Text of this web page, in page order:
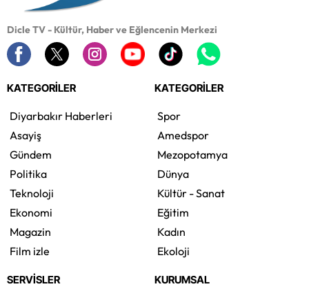
Dicle TV - Kültür, Haber ve Eğlencenin Merkezi
KATEGORİLER
Diyarbakır Haberleri
Asayiş
Gündem
Politika
Teknoloji
Ekonomi
Magazin
Film izle
KATEGORİLER
Spor
Amedspor
Mezopotamya
Dünya
Kültür - Sanat
Eğitim
Kadın
Ekoloji
SERVİSLER KURUMSAL